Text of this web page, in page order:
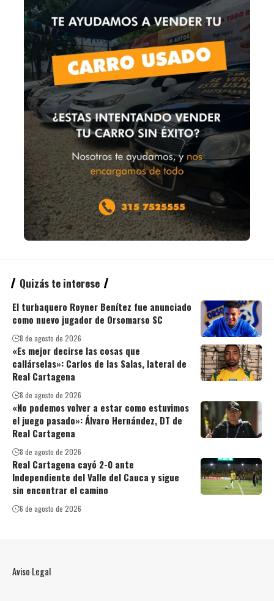
Quizás te interese
El turbaquero Royner Benítez fue anunciado
como nuevo jugador de Orsomarso SC
8 de agosto de 2026
«Es mejor decirse las cosas que
callárselas»: Carlos de las Salas, lateral de
Real Cartagena
8 de agosto de 2026
«No podemos volver a estar como estuvimos
el juego pasado»: Álvaro Hernández, DT de
Real Cartagena
8 de agosto de 2026
Real Cartagena cayó 2-0 ante
Independiente del Valle del Cauca y sigue
sin encontrar el camino
6 de agosto de 2026
Aviso Legal